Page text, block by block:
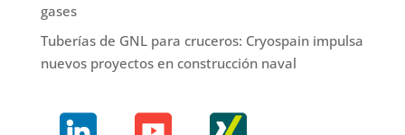
gases
Tuberías de GNL para cruceros: Cryospain impulsa
nuevos proyectos en construcción naval